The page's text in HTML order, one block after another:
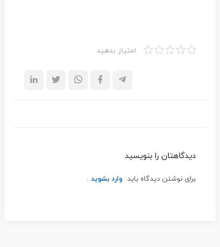
امتیاز بدهید
دیدگاهتان را بنویسید
برای نوشتن دیدگاه باید وارد بشوید .